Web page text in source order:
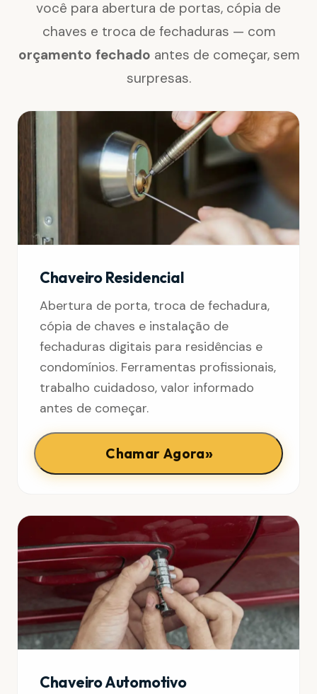
você para abertura de portas, cópia de
chaves e troca de fechaduras — com
orçamento fechado antes de começar, sem
surpresas.
Chaveiro Residencial
Abertura de porta, troca de fechadura,
cópia de chaves e instalação de
fechaduras digitais para residências e
condomínios. Ferramentas profissionais,
trabalho cuidadoso, valor informado
antes de começar.
Chamar Agora»
Chaveiro Automotivo